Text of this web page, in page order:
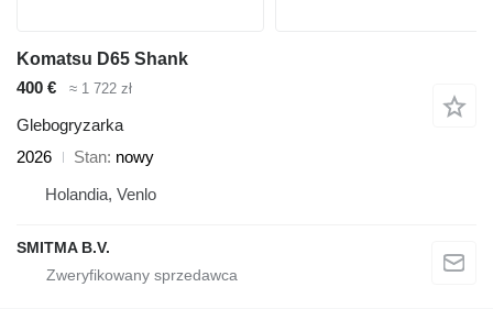
Komatsu D65 Shank
400 €
≈ 1 722 zł
Glebogryzarka
2026
Stan nowy
Holandia, Venlo
SMITMA B.V.